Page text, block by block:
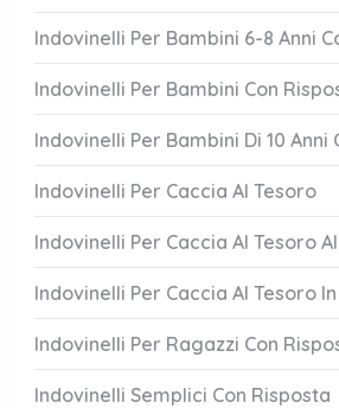
Indovinelli Per Bambini 6-8 Anni
Indovinelli Per Bambini Con
Indovinelli Per Bambini Di 10 Anni
Indovinelli Per Caccia Al Tesoro
Indovinelli Per Caccia Al Tesoro
Indovinelli Per Caccia Al Tesoro
Indovinelli Per Ragazzi Con
Indovinelli Semplici Con Risposta